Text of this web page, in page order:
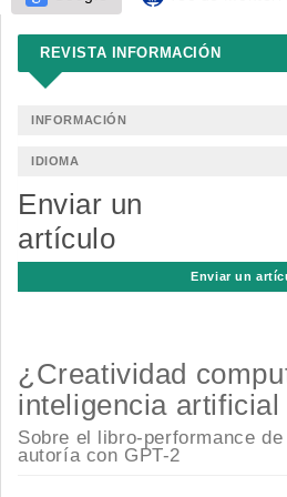
REVISTA INFORMACIÓN
INFORMACIÓN
IDIOMA
Enviar un
artículo
Enviar un
¿Creatividad
inteligencia
Sobre el libro-performance
autoría con GPT-2